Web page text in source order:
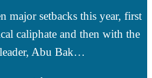
major setbacks this year, first
caliphate and then with the
Abu Bak…